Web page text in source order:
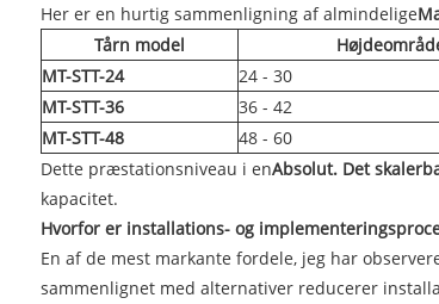
Her er en hurtig sammenligning af almindelige
Tårn model
MT-STT-24
24 - 30
MT-STT-36
36 - 42
MT-STT-48
48 - 60
Dette præstationsniveau i enAbsolut. Det
kapacitet.
Hvorfor er installations- og
En af de mest markante fordele, jeg har
sammenlignet med alternativer reducerer